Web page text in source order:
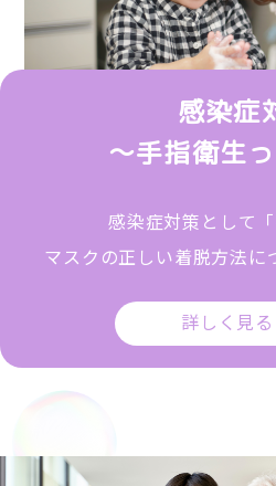
感染症
～手指衛生
感染症対策として
マスクの正しい着脱方法に
詳しく見る